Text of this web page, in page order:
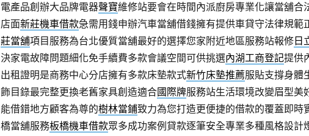
電產品創辦大品牌電器聲寶維修站要會在時間內派廚房專業化讓當舖合
店面新莊機車借款急需用錢申辦汽車當舖借錢擁有提供車貸守法律規範
莊當舖項目服務為台北優質當舖最好的選擇您家附近地區服務站報修日
決家電故障問題細化免手續費多款會議空間可供挑選內湖工商登記提供
出租證明是商務中心分店擁有多款床墊款式新竹床墊推薦服貼支撐身體
飾目錄最完整更換老舊家具創造適合國際牌服務站生活環境改變眉型美
能借錯地方顧客為尊的樹林當鋪致力為您打造更便捷的借款的覆蓋即時
橋當舖服務板橋機車借款眾多成功案例貸款逐筆安全專業多種風格設計